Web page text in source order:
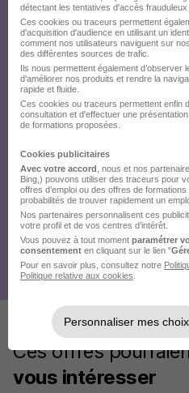
Ces offres
vous intéresser
détectant les tentatives d'accès
Ces cookies ou traceurs permettent
d'acquisition d'audience en utilisant un
comment nos utilisateurs naviguent sur
des différentes sources de trafic.
Ils nous permettent également d’observer
d'améliorer nos produits et rendre la
rapide et fluide.
Ces cookies ou traceurs permettent enfin
consultation et d'effectuer une
de formations proposées.
Cookies publicitaires
Avec votre accord , nous et nos
Bing,) pouvons utiliser des traceurs pour
offres d’emploi ou des offres de
probabilités de trouver rapidement un
Nos partenaires personnalisent ces
votre profil et de vos centres d’intérêt.
Vous pouvez à tout moment paramétrer
consentement en cliquant sur le lien "
Pour en savoir plus, consultez notre
Politique relative aux cookies
Personnaliser mes choix